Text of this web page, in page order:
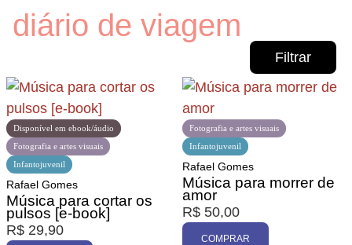
diário de viagem
Filtrar
Promoção
Disponível em ebook/áudio
Fotografia e artes visuais
Infantojuvenil
Rafael Gomes
Música para cortar os
pulsos [e-book]
R$ 29,90
Fotografia e artes visuais
Infantojuvenil
Rafael Gomes
Música para morrer de
amor
R$ 50,00
COMPRAR